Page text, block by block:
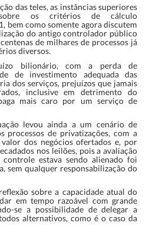
das teles, as instâncias superiores
os critérios de cálculo
bem como somente agora discutem
do antigo controlador público
de milhares de processos já
diversos.
bilionário, com a perda de
de investimento adequada das
dos serviços, prejuízos que jamais
inclusive em detrimento do
mais caro por um serviço de
levou ainda a um cenário de
processos de privatizações, com a
dos negócios ofertados e, por
nos leilões, pois a avaliação
estava sendo alienado foi
sem qualquer responsabilização do
sobre a capacidade atual do
em tempo razoável com grande
se a possibilidade de delegar a
alternativos, como é o caso da